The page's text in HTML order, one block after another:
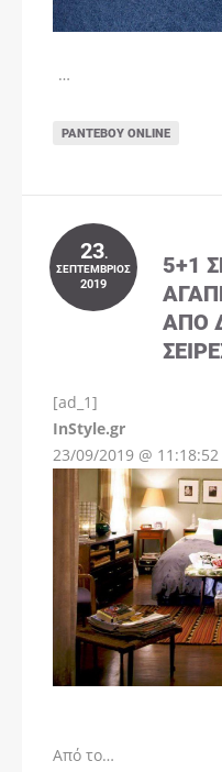
…
ΡΑΝΤΕΒΟΎ ONLINE
23.
ΣΕΠΤΈΜΒΡΙΟΣ
2019
5+1
ΑΠΌ
[ad_1]
InStyle.gr
23/09/2019 @ 11:18:52
Από το…